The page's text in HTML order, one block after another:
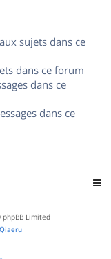
sujets dans ce
dans ce forum
dans ce
dans ce
Limited
Qiaeru